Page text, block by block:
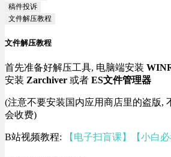
稿件投诉
文件解压教程
文件解压教程
首先准备好解压工具, 电脑端安装
安装 Zarchiver 或者 ES文件管理器
(注意不要安装国内应用商店里的盗版,
会收费)
B站视频教程: 【电子扫盲课】【小白